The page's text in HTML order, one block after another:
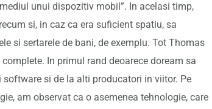
unui dispozitiv mobil”. In acelasi timp,
si, in caz ca era suficient spatiu, sa
si sertarele de bani, de exemplu. Tot Thomas
In primul rand deoarece doream sa
si de la alti producatori in viitor. Pe
am observat ca o asemenea tehnologie, care